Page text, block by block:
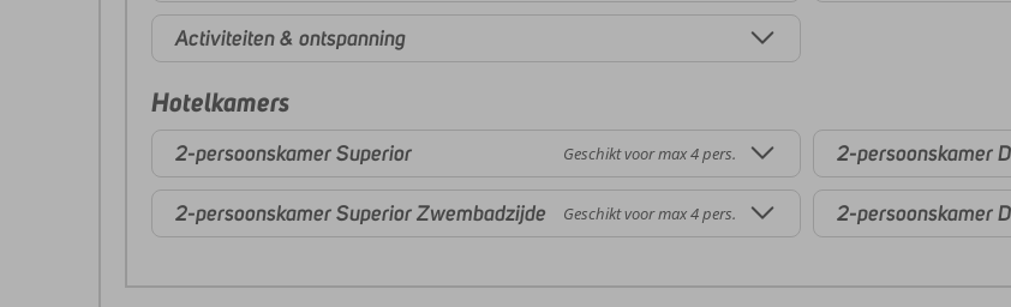
Activiteiten & ontspanning
Hotelkamers
2-persoonskamer Superior Geschikt voor max 4 pers.
2-persoonskamer Superior Zwembadzijde Geschikt voor max 4 pers.
2-persoonskamer
2-persoonskamer